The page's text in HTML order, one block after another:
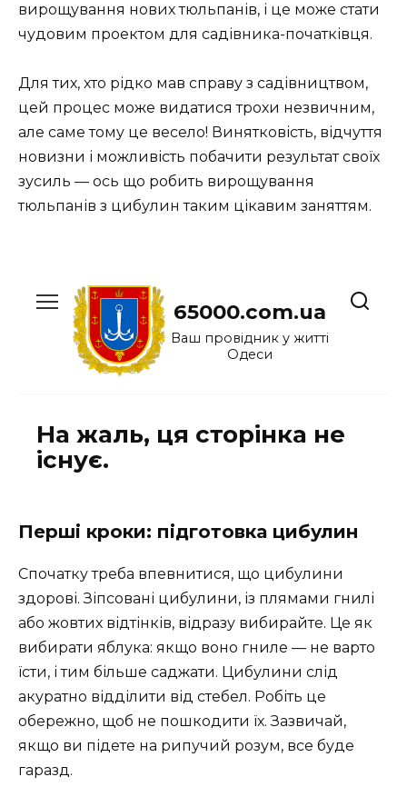
вирощування нових тюльпанів, і це може стати
чудовим проектом для садівника-початківця.
Для тих, хто рідко мав справу з садівництвом,
цей процес може видатися трохи незвичним,
але саме тому це весело! Винятковість, відчуття
новизни і можливість побачити результат своїх
зусиль — ось що робить вирощування
тюльпанів з цибулин таким цікавим заняттям.
Перші кроки: підготовка цибулин
Спочатку треба впевнитися, що цибулини
здорові. Зіпсовані цибулини, із плямами гнилі
або жовтих відтінків, відразу вибирайте. Це як
вибирати яблука: якщо воно гниле — не варто
їсти, і тим більше саджати. Цибулини слід
акуратно відділити від стебел. Робіть це
обережно, щоб не пошкодити їх. Зазвичай,
якщо ви підете на рипучий розум, все буде
гаразд.